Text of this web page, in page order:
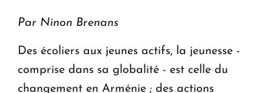
Par Ninon Brenans
Des écoliers aux jeunes actifs, la jeunesse -
comprise dans sa globalité - est celle du
changement en Arménie ; des actions